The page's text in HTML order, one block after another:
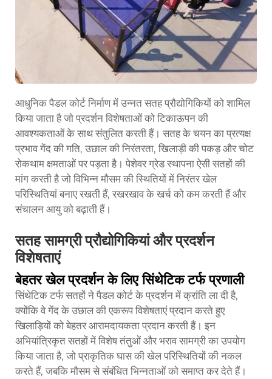
आधुनिक पैडल कोर्ट निर्माण में उन्नत सतह प्रौद्योगिकियों को शामिल
किया जाता है जो प्रदर्शन विशेषताओं को टिकाऊपन की
आवश्यकताओं के साथ संतुलित करती हैं। सतह के चयन का प्रत्यक्ष
प्रभाव गेंद की गति, उछाल की निरंतरता, खिलाड़ी की पकड़ और चोट
रोकथाम क्षमताओं पर पड़ता है। पेशेवर ग्रेड स्थापना ऐसी सतहों की
मांग करती है जो विभिन्न मौसम की स्थितियों में निरंतर खेल
परिस्थितियां बनाए रखती हैं, रखरखाव के खर्च को कम करती हैं और
संचालन आयु को बढ़ाती हैं।
सतह सामग्री प्रौद्योगिकियां और प्रदर्शन
विशेषताएं
बेहतर खेल प्रदर्शन के लिए सिंथेटिक टर्फ प्रणाली
सिंथेटिक टर्फ सतहों ने पैडल कोर्ट के प्रदर्शन में क्रांति ला दी है,
क्योंकि वे गेंद के उछाल की एकरूप विशेषताएं प्रदान करते हुए
खिलाड़ियों को बेहतर आरामदायकता प्रदान करती हैं। इन
अभियांत्रिकृत सतहों में विशेष तंतुओं और भराव सामग्री का उपयोग
किया जाता है, जो प्राकृतिक घास की खेल परिस्थितियों की नकल
करते हैं, जबकि मौसम से संबंधित भिन्नताओं को समाप्त कर देते हैं।